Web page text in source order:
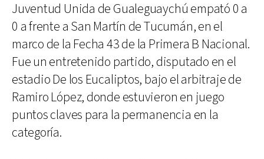
Juventud Unida de Gualeguaychú empató 0 a
0 a frente a San Martín de Tucumán, en el
marco de la Fecha 43 de la Primera B Nacional.
Fue un entretenido partido, disputado en el
estadio De los Eucaliptos, bajo el arbitraje de
Ramiro López, donde estuvieron en juego
puntos claves para la permanencia en la
categoría.